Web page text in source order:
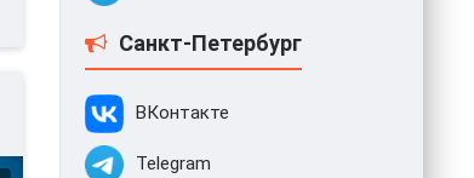
Санкт-Петербург
ВКонтакте
Telegram